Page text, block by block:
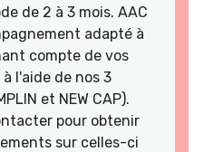
de 2 à 3 mois. AAC
adapté à
compte de vos
l'aide de nos 3
et NEW CAP).
pour obtenir
sur celles-ci